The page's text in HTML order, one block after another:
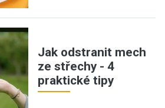
Jak odstranit mech
ze střechy - 4
praktické tipy